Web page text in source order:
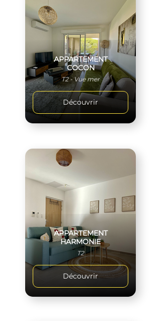
APPARTEMENT
COCON
T2 - Vue mer
Découvrir
APPARTEMENT
HARMONIE
T2
Découvrir